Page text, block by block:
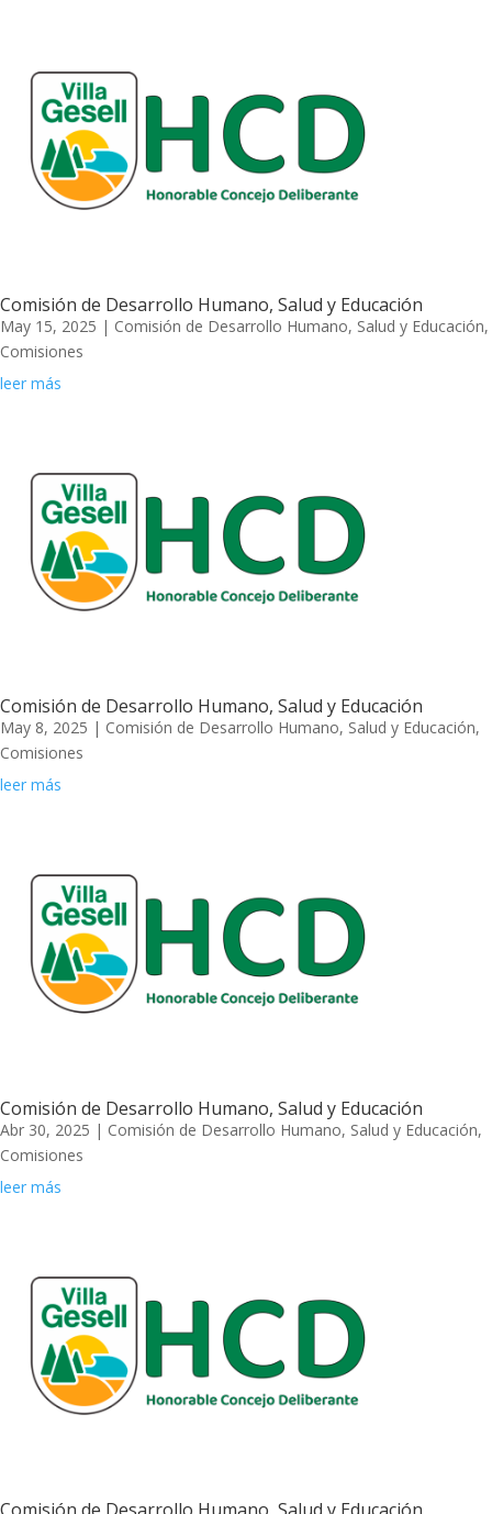
Comisión de Desarrollo Humano, Salud y Educación
May 15, 2025 | Comisión de Desarrollo Humano, Salud y Educación,
Comisiones
leer más
Comisión de Desarrollo Humano, Salud y Educación
May 8, 2025 | Comisión de Desarrollo Humano, Salud y Educación,
Comisiones
leer más
Comisión de Desarrollo Humano, Salud y Educación
Abr 30, 2025 | Comisión de Desarrollo Humano, Salud y Educación,
Comisiones
leer más